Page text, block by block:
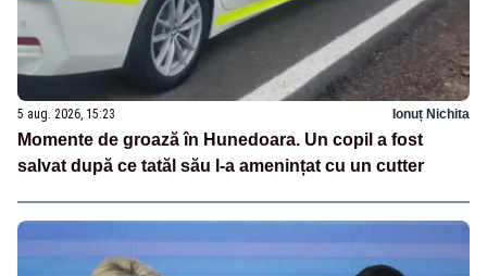
5 aug. 2026, 15:23 Ionuț Nichita
Momente de groază în Hunedoara. Un copil a fost
salvat după ce tatăl său l-a amenințat cu un cutter